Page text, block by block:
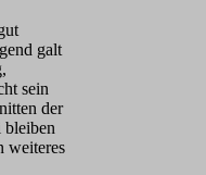
galt
sein
der
bleiben
weiteres